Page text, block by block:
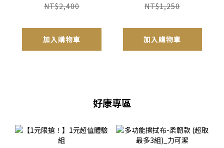
NT$2,400
加入購物車
NT$1,250
加入購物車
好康專區